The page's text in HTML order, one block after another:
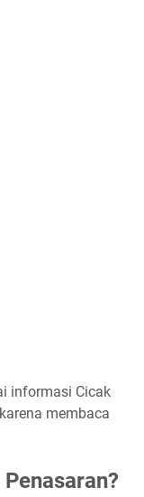
informasi Cicak
membaca